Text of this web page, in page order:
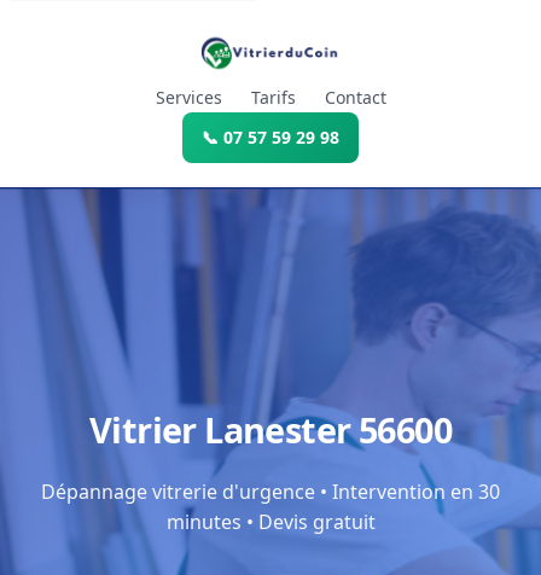
Services Tarifs
Contact
📞 07 57 59 29 98
Vitrier Lanester 56600
Dépannage vitrerie d'urgence • Intervention en 30
minutes • Devis gratuit